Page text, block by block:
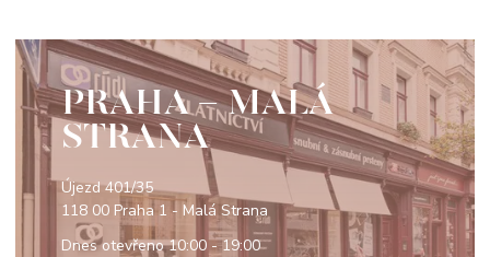
PRAHA - MALÁ
STRANA
Újezd 401/35
118 00 Praha 1 - Malá Strana
Dnes otevřeno10:00 - 19:00